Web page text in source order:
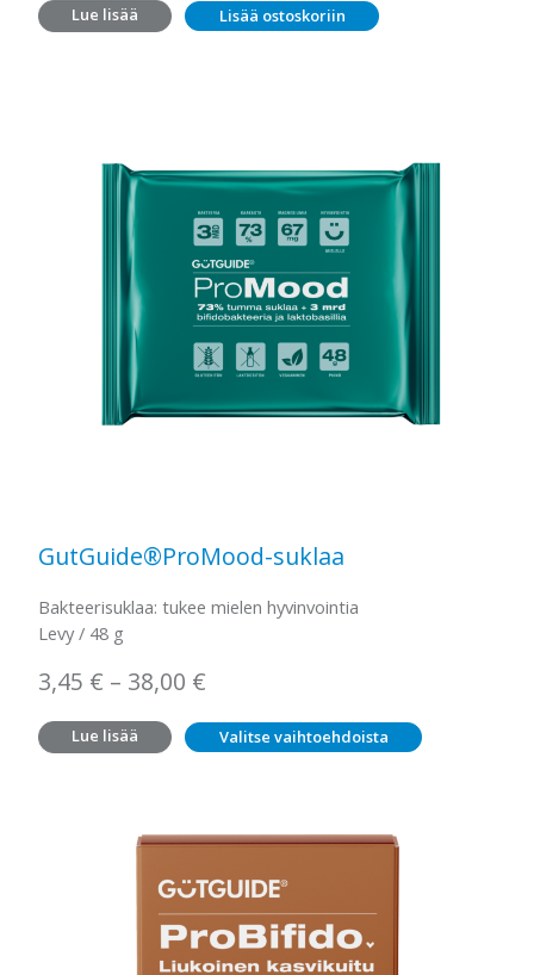
oli:
on:
Lue lisää Lisää ostoskoriin
GutGuide®ProMood-suklaa
Bakteerisuklaa: tukee mielen hyvinvointia
Levy / 48 g
3,45 € – 38,00 €
–
Lue lisää Valitse vaihtoehdoista